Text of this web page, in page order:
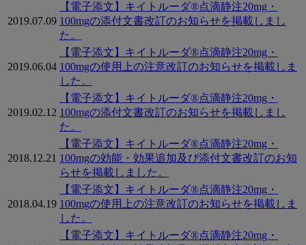
2019.07.09
【電子添文】キイトルーダ®点滴静注20mg・
100mgの添付文書改訂のお知らせを掲載しまし
た。
2019.06.04
【電子添文】キイトルーダ®点滴静注20mg・
100mgの使用上の注意改訂のお知らせを掲載しま
した。
2019.02.12
【電子添文】キイトルーダ®点滴静注20mg・
100mgの添付文書改訂のお知らせを掲載しまし
た。
2018.12.21
【電子添文】キイトルーダ®点滴静注20mg・
100mgの効能・効果追加及び添付文書改訂のお知
らせを掲載しました。
2018.04.19
【電子添文】キイトルーダ®点滴静注20mg・
100mgの使用上の注意改訂のお知らせを掲載しま
した。
【電子添文】キイトルーダ®点滴静注20mg・